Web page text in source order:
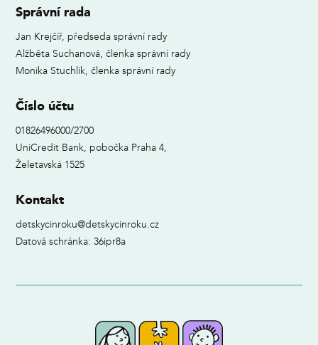
Správní rada
Jan Krejčíř, předseda správní rady
Alžběta Suchanová, členka správní rady
Monika Stuchlík, členka správní rady
Číslo účtu
01826496000/2700
UniCredit Bank, pobočka Praha 4,
Želetavská 1525
Kontakt
detskycinroku@detskycinroku.cz
Datová schránka: 36ipr8a